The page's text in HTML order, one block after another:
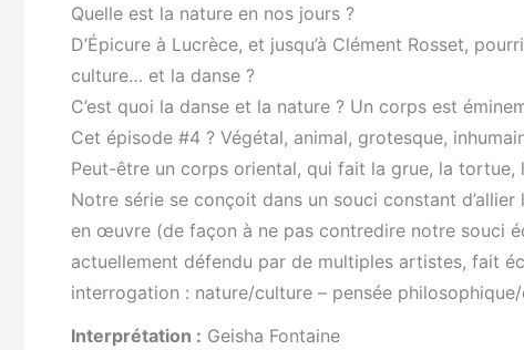
Quelle est la nature en nos jours ?
D’Épicure à Lucrèce, et jusqu’à Clément Rosset,
culture… et la danse ?
C’est quoi la danse et la nature ? Un corps est
Cet épisode #4 ? Végétal, animal, grotesque,
Peut-être un corps oriental, qui fait la grue, la tortue,
Notre série se conçoit dans un souci constant
en œuvre (de façon à ne pas contredire notre souci
actuellement défendu par de multiples artistes, fait
interrogation : nature/culture – pensée
Interprétation : Geisha Fontaine